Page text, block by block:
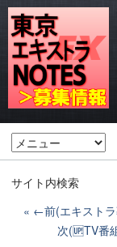
サイト内検索
←前(エキスト
次(🆙TV番